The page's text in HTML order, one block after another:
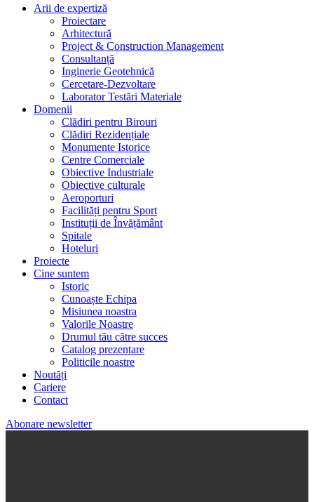
Arii de expertiză
Proiectare
Arhitectură
Project & Construction Management
Consultanță
Inginerie Geotehnică
Cercetare-Dezvoltare
Laborator Testări Materiale
Domenii
Clădiri pentru Birouri
Clădiri Rezidențiale
Monumente Istorice
Centre Comerciale
Obiective Industriale
Obiective culturale
Aeroporturi
Facilități pentru Sport
Instituții de Învățământ
Spitale
Hoteluri
Proiecte
Cine suntem
Istoric
Cunoaște Echipa
Misiunea noastra
Valorile Noastre
Drumul tău către succes
Catalog prezentare
Politicile noastre
Noutăți
Cariere
Contact
Abonare newsletter